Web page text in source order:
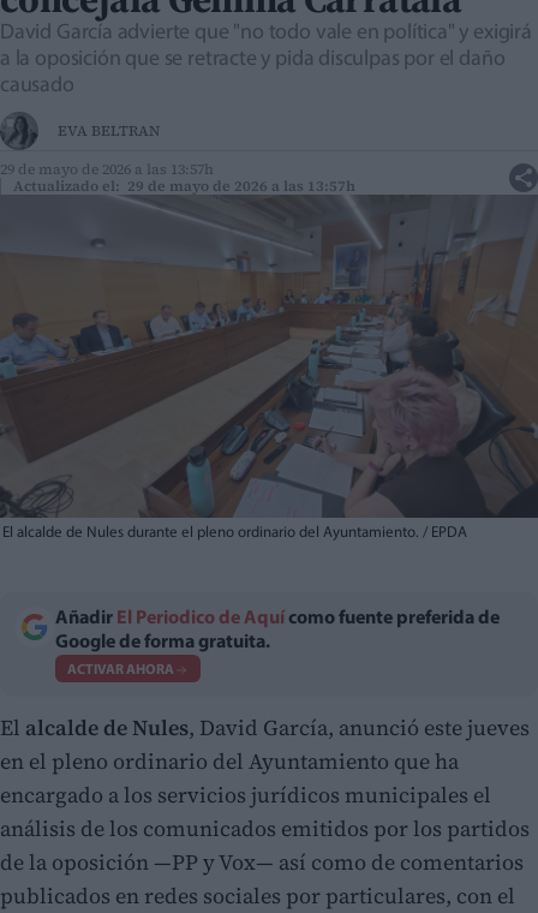
David García advierte que "no todo vale en política" y exigirá
a la oposición que se retracte y pida disculpas por el daño
causado
EVA BELTRAN
29 de mayo de 2026 a las 13:57h
Actualizado el: 29 de mayo de 2026 a las 13:57h
El alcalde de Nules durante el pleno ordinario del Ayuntamiento. / EPDA
Añadir El Periodico de Aquí como fuente preferida de
Google de forma gratuita.
ACTIVAR AHORA
El alcalde de Nules, David García, anunció este jueves
en el pleno ordinario del Ayuntamiento que ha
encargado a los servicios jurídicos municipales el
análisis de los comunicados emitidos por los partidos
de la oposición —PP y Vox— así como de comentarios
publicados en redes sociales por particulares, con el